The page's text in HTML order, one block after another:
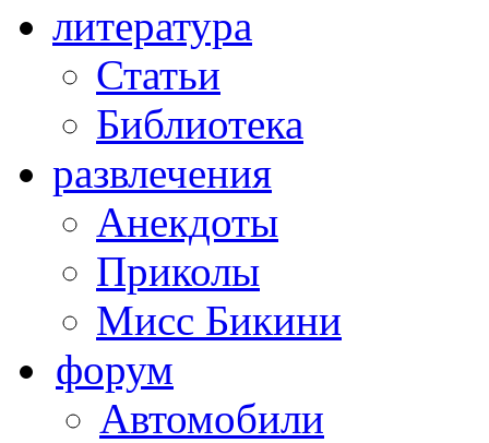
литература
Статьи
Библиотека
развлечения
Анекдоты
Приколы
Мисс Бикини
форум
Автомобили